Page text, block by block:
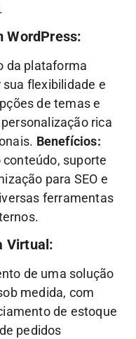
WordPress:
da plataforma
flexibilidade e
de temas e
rica
Benefícios:
suporte
para SEO e
ferramentas
Virtual:
de uma solução
medida, com
de estoque
pedidos